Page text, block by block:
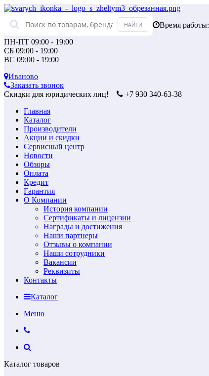
Время работы:
ПН-ПТ 09:00 - 19:00
СБ 09:00 - 19:00
ВС 09:00 - 19:00
Иваново
Заказать звонок
Скидки для юридических лиц!
+7 930 340-63-38
Главная
Каталог
Производители
Акции и скидки
Сервисный центр
Новости
Обзоры
Оплата
Кредит
Гарантия
О Компании
История компании
Сертификаты и лицензии
Награды и достижения
Наши партнеры
Отзывы о компании
Наши сотрудники
Вакансии
Реквизиты
Контакты
Каталог
Меню
Каталог товаров